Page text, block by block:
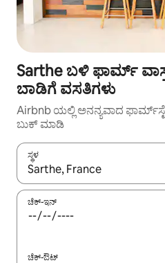
Sarthe ಬಳಿ ಫಾರ್ಮ್
ಬಾಡಿಗೆ ವಸತಿಗಳು
Airbnb ಯಲ್ಲಿ ಅನನ್ಯವಾದ
ಬುಕ್ ಮಾಡಿ
ಸ್ಥಳ
ಫಲಿತಾಂಶಗಳು ಲಭ್ಯವಿರುವಾಗ, ಅಪ್
ಚೆಕ್-ಇನ್
ಚೆಕ್-ಔಟ್